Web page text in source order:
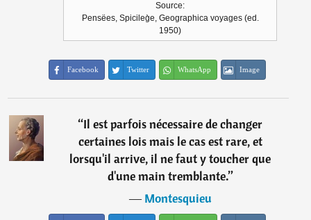
Source:
Pensëes, Spicileg̀e, Geographica voyages (ed.
1950)
Facebook Twitter WhatsApp Image
“Il est parfois nécessaire de changer
certaines lois mais le cas est rare, et
lorsqu'il arrive, il ne faut y toucher que
d'une main tremblante.”
―Montesquieu